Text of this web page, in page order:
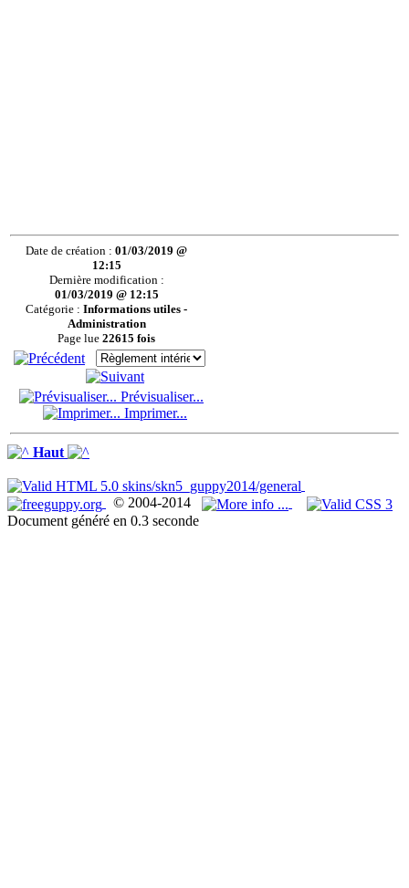
Date de création :01/03/2019 @
12:15
Dernière modification :
01/03/2019 @ 12:15
Catégorie :Informations utiles -
Administration
Page lue22615 fois
Prévisualiser...
Imprimer...
Haut
© 2004-2014
Document généré en 0.3 seconde